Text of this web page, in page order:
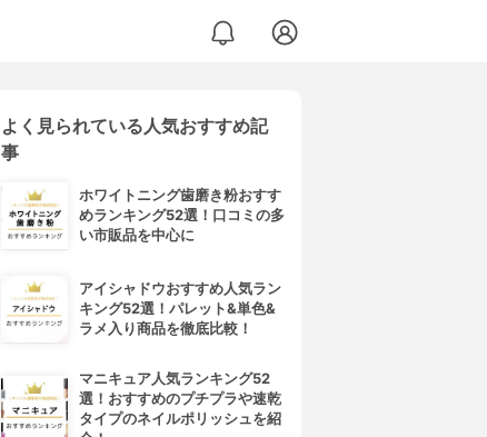
よく見られている人気おすすめ記
事
ホワイトニング歯磨き粉おすす
めランキング52選！口コミの多
い市販品を中心に
アイシャドウおすすめ人気ラン
キング52選！パレット&単色&
ラメ入り商品を徹底比較！
マニキュア人気ランキング52
選！おすすめのプチプラや速乾
タイプのネイルポリッシュを紹